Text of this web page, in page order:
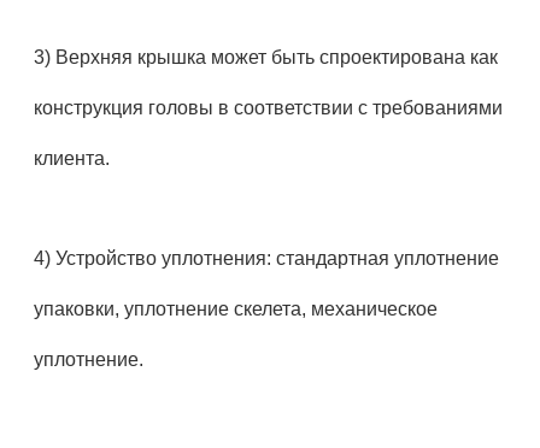
3) Верхняя крышка может быть спроектирована как
конструкция головы в соответствии с требованиями
клиента.
4) Устройство уплотнения: стандартная уплотнение
упаковки, уплотнение скелета, механическое
уплотнение.